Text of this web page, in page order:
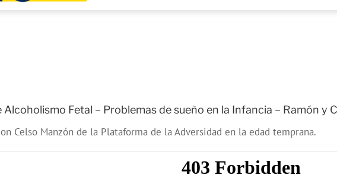
Fetal – Problemas de sueño en la Infancia – Ramón y
Celso Manzón de la Plataforma de la Adversidad en la edad temprana.